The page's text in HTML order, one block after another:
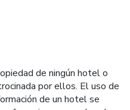
de ningún hotel o
por ellos. El uso de
de un hotel se